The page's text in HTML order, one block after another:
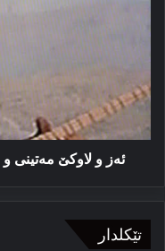
لاوكێ
مەتینی
و
دەنگێ
شۆرەشێ
و
حكمەتا
كوردی
ئەز و لاوكێ
تێکلدار